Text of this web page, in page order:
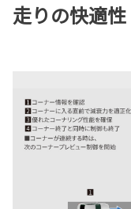
走りの快適性